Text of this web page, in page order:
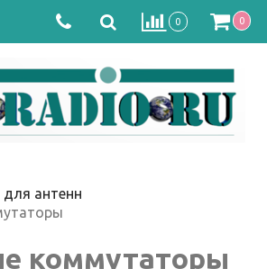
0 0
для антенн
коммутаторы